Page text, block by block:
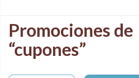
Promociones de
“cupones”